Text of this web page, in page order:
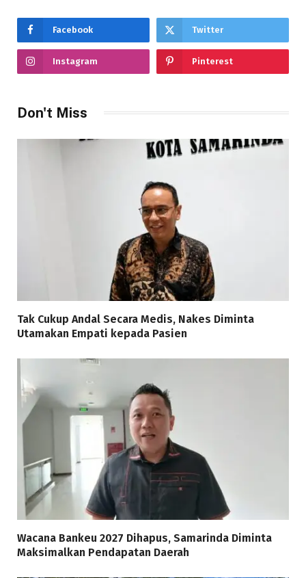
Facebook Twitter
Instagram Pinterest
Don't Miss
Tak Cukup Andal Secara Medis, Nakes Diminta
Utamakan Empati kepada Pasien
Wacana Bankeu 2027 Dihapus, Samarinda Diminta
Maksimalkan Pendapatan Daerah